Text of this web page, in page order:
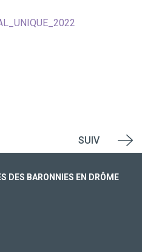
SUIV
DES BARONNIES EN DRÔME